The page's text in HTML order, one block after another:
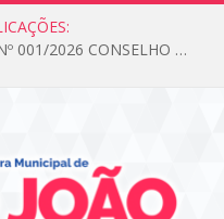
EDITAL DE CHAMADA PÚBLICA Nº 001/2026 CONSELHO DOS DIREITOS DA CRIANÇA E DO ADOLESCENTE